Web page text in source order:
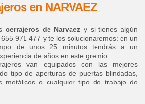
en NARVAEZ
cerrajeros de Narvaez y si tienes algún
971 477 y te los solucionaremos: en un
de unos 25 minutos tendrás a un
de años en este gremio.
van equipados con las mejores
tipo de aperturas de puertas blindadas,
metálicos o cualquier tipo de trabajo de